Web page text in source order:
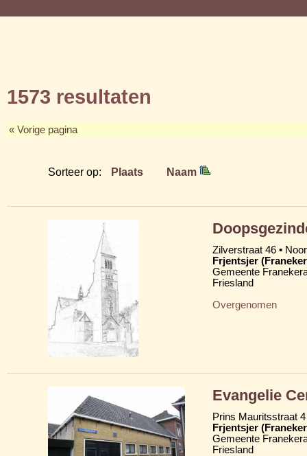
1573 resultaten
« Vorige pagina
Sorteer op: Plaats Naam
Zilverstraat 46 •
Frjentsjer
Gemeente
Friesland
Overgenomen
Evangelie
Prins Mauritsstraat 4
Frjentsjer
Gemeente
Friesland